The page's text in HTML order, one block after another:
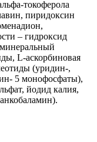
токоферола
пиридоксин
– гидроксид
L-аскорбиновая
(уридин-,
5 монофосфаты),
йодид калия,